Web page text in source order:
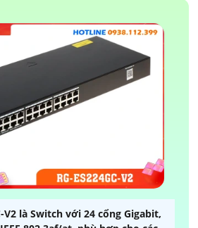
V2 là Switch với 24 cổng Gigabit,